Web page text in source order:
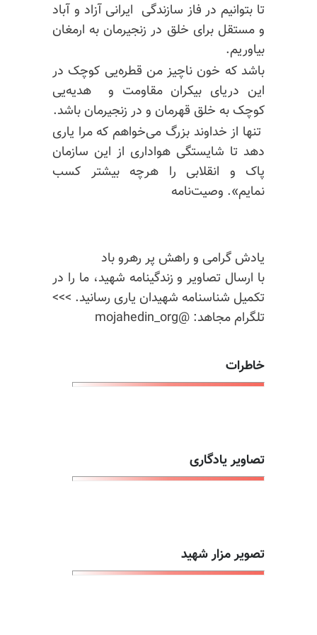
تا بتوانیم در فاز سازندگی ایرانی آزاد و آباد
و مستقل برای خلق در‌ زنجیرمان به ارمغان
بیاوریم.
باشد که خون ناچیز من قطره‌یی کوچک در
این دریای بیکران مقاومت و هدیه‌یی
کوچک به خلق قهرمان و در‌ زنجیرمان باشد.
تنها از خداوند بزرگ می‌خواهم که مرا یاری
دهد تا شایستگی هواداری از این سازمان
پاک و انقلابی را هر‌چه بیشتر کسب
نمایم». وصیت‌نامه ‌
یادش گرامی و راهش پر رهرو باد
با ارسال تصاویر و زندگینامه شهید، ما را در
تکمیل شناسنامه شهیدان یاری رسانید. >>>
تلگرام مجاهد: @mojahedin_org
خاطرات
تصاویر یادگاری
تصویر مزار شهید